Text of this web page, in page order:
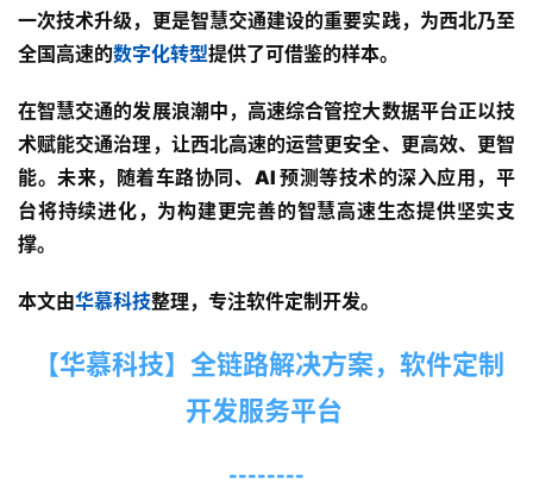
慕
系
我
们
0
0
登录 注册
一次技术升级，更是智慧交通建设的重要实践，为西北乃至
全国高速的数字化转型提供了可借鉴的样本。
在智慧交通的发展浪潮中，高速综合管控大数据平台正以技
术赋能交通治理，让西北高速的运营更安全、更高效、更智
能。未来，随着车路协同、AI 预测等技术的深入应用，平
台将持续进化，为构建更完善的智慧高速生态提供坚实支
撑。
本文由华慕科技整理，专注软件定制开发。
【华慕科技】全链路解决方案，软件定制
开发服务平台
--------